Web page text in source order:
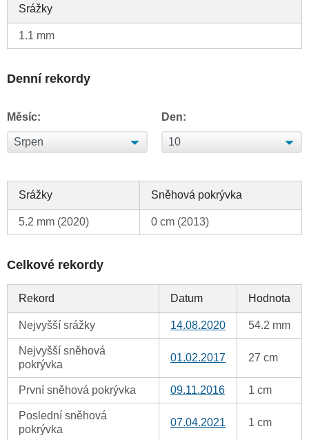
Srážky
1.1 mm
Denní rekordy
Měsíc: Den:
Srážky Sněhová pokrývka
5.2 mm (2020) 0 cm (2013)
Celkové rekordy
Rekord Datum Hodnota
Nejvyšší srážky 14.08.2020 54.2 mm
Nejvyšší sněhová
pokrývka
01.02.2017 27 cm
První sněhová pokrývka 09.11.2016 1 cm
Poslední sněhová
pokrývka
07.04.2021 1 cm